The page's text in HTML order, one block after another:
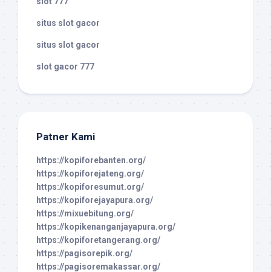
situs slot gacor
situs slot gacor
slot gacor 777
Patner Kami
https://kopiforebanten.org/
https://kopiforejateng.org/
https://kopiforesumut.org/
https://kopiforejayapura.org/
https://mixuebitung.org/
https://kopikenanganjayapura.org/
https://kopiforetangerang.org/
https://pagisorepik.org/
https://pagisoremakassar.org/